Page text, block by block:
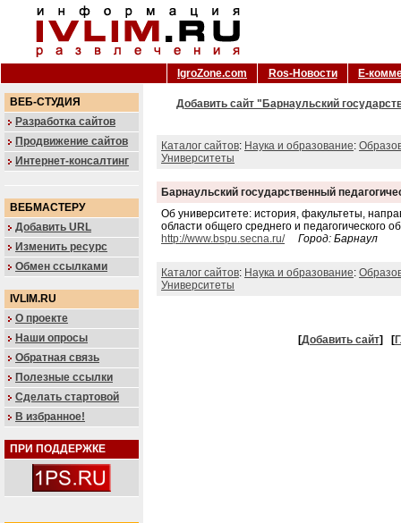
IgroZone.com Ros-Новости Е-
ВЕБ-СТУДИЯ
Разработка сайтов
Продвижение сайтов
Интернет-консалтинг
ВЕБМАСТЕРУ
Добавить URL
Изменить ресурс
Обмен ссылками
IVLIM.RU
О проекте
Наши опросы
Обратная связь
Полезные ссылки
Сделать стартовой
В избранное!
ПРИ ПОДДЕРЖКЕ
Добавить сайт "Барнаульский
Каталог сайтов: Наука и образование:
Университеты
Барнаульский государственный
Об университете: история, факультеты,
области общего среднего и педагогического
http://www.bspu.secna.ru/
Город: Барнаул
Каталог сайтов: Наука и образование:
Университеты
[Добавить сайт] [